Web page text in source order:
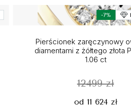
-7%
Pierścionek zaręczynowy
diamentami z żółtego złota
1.06 ct
12499 zł
od 11 624 zł